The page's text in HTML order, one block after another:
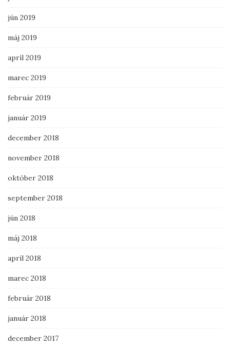
jún 2019
máj 2019
apríl 2019
marec 2019
február 2019
január 2019
december 2018
november 2018
október 2018
september 2018
jún 2018
máj 2018
apríl 2018
marec 2018
február 2018
január 2018
december 2017